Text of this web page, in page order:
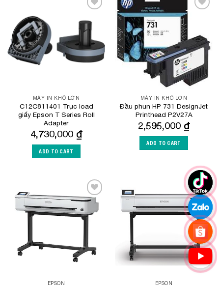
Wishlist
MÁY IN KHỔ LỚN
C12C811401 Trục load
giấy Epson T Series Roll
Adapter
4,730,000 ₫
ADD TO CART
Wishlist
MÁY IN KHỔ LỚN
Đầu phun HP 731 DesignJet
Printhead P2V27A
2,595,000 ₫
ADD TO CART
Add to
Wishlist
EPSON
Add to
Wishlist
EPSON